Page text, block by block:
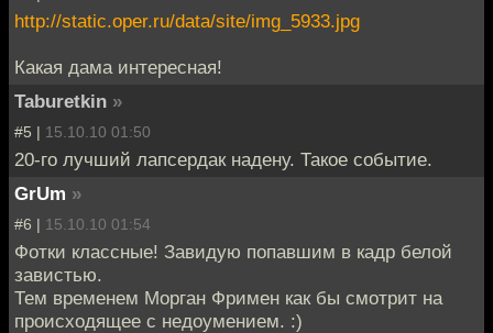
http://static.oper.ru/data/site/img_5933.jpg
Какая дама интересная!
Taburetkin »
#5 | 15.10.10 01:50
20-го лучший лапсердак надену. Такое событие.
GrUm »
#6 | 15.10.10 01:54
Фотки классные! Завидую попавшим в кадр белой
завистью.
Тем временем Морган Фримен как бы смотрит на
происходящее с недоумением. :)